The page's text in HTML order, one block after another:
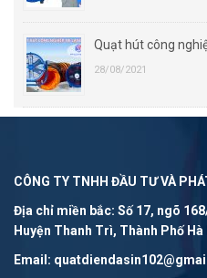
Quạt hút công
28/08/2021
CÔNG TY TNHH ĐẦU TƯ VÀ
Địa chỉ miền bắc: Số 17, ngõ
Huyện Thanh Trì, Thành Phố Hà
Email: